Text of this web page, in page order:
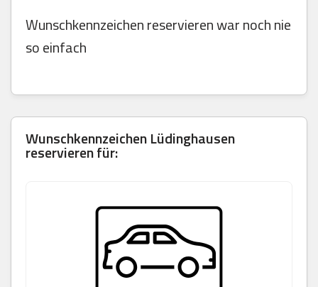
Wunschkennzeichen reservieren war noch nie
so einfach
WunschkennzeichenLüdinghausen
reservieren für: